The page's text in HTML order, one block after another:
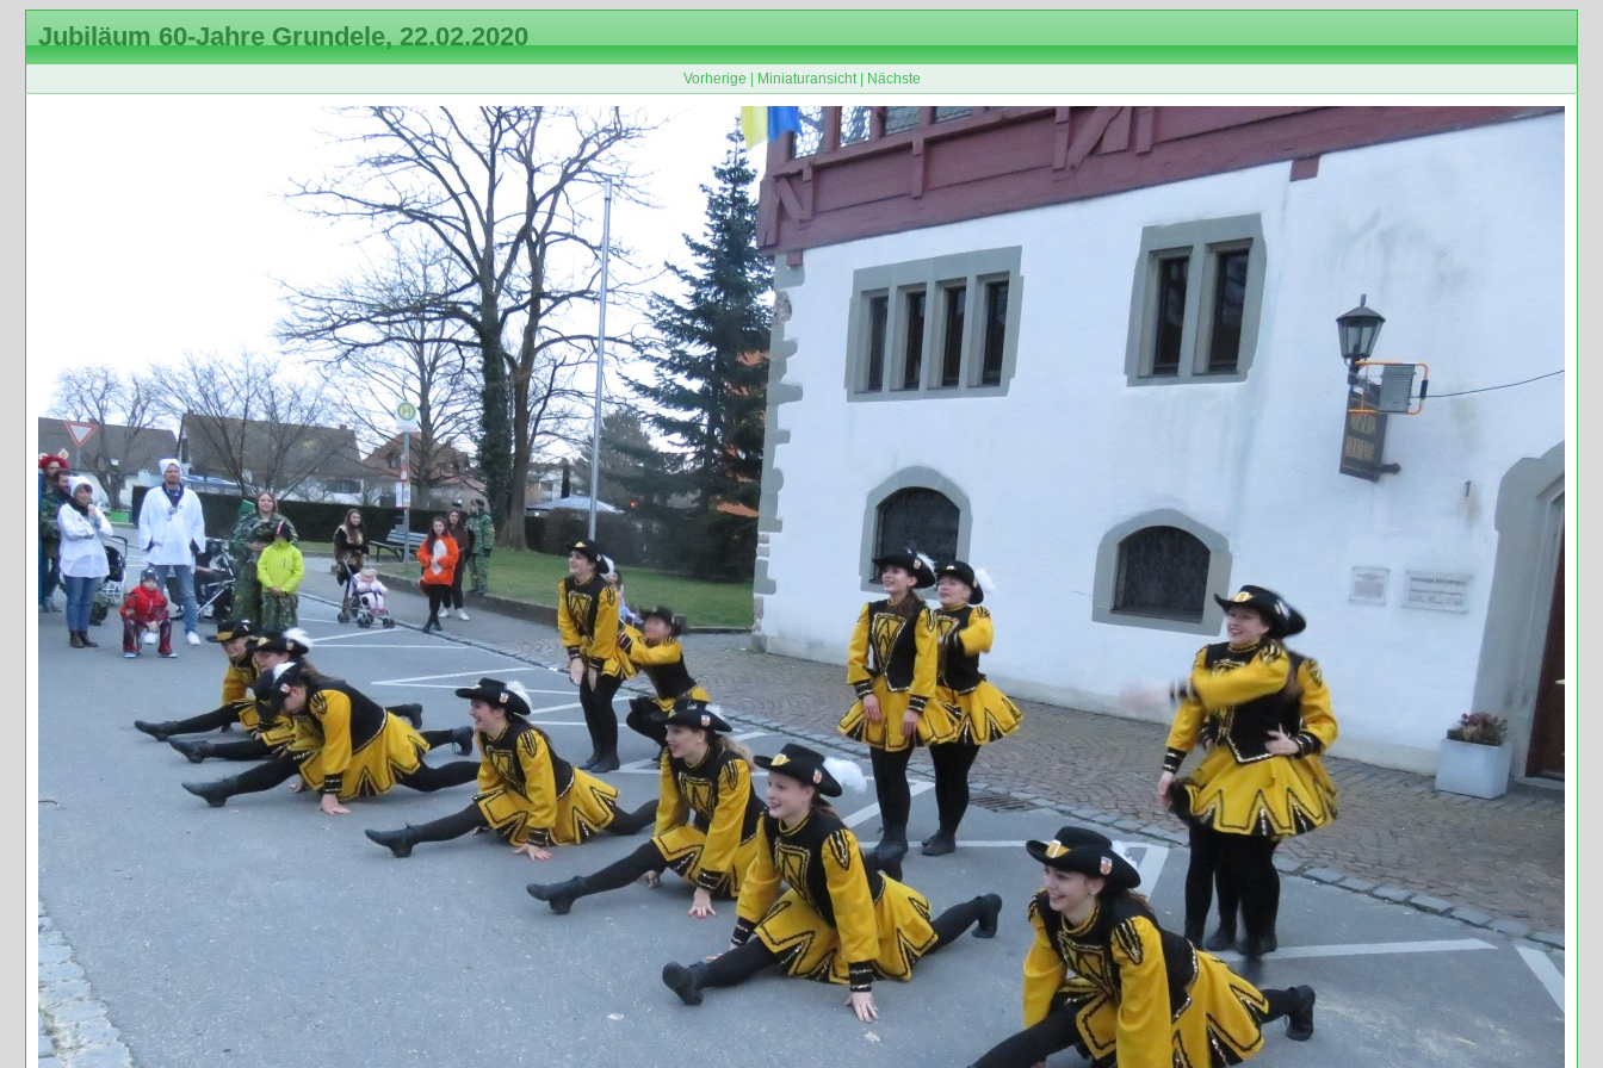
Jubiläum 60-Jahre Grundele, 22.02.2020
Vorherige Miniaturansicht| Nächste